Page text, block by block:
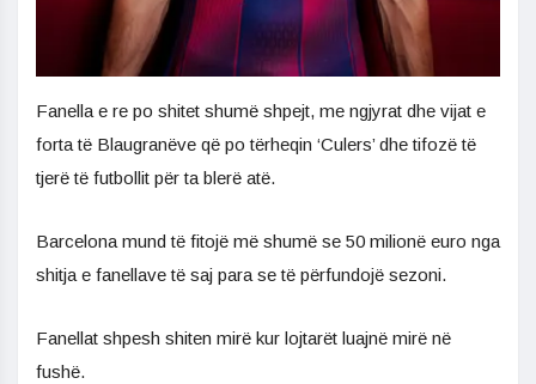
Fanella e re po shitet shumë shpejt, me ngjyrat dhe vijat e
forta të Blaugranëve që po tërheqin ‘Culers’ dhe tifozë të
tjerë të futbollit për ta blerë atë.
Barcelona mund të fitojë më shumë se 50 milionë euro nga
shitja e fanellave të saj para se të përfundojë sezoni.
Fanellat shpesh shiten mirë kur lojtarët luajnë mirë në
fushë.